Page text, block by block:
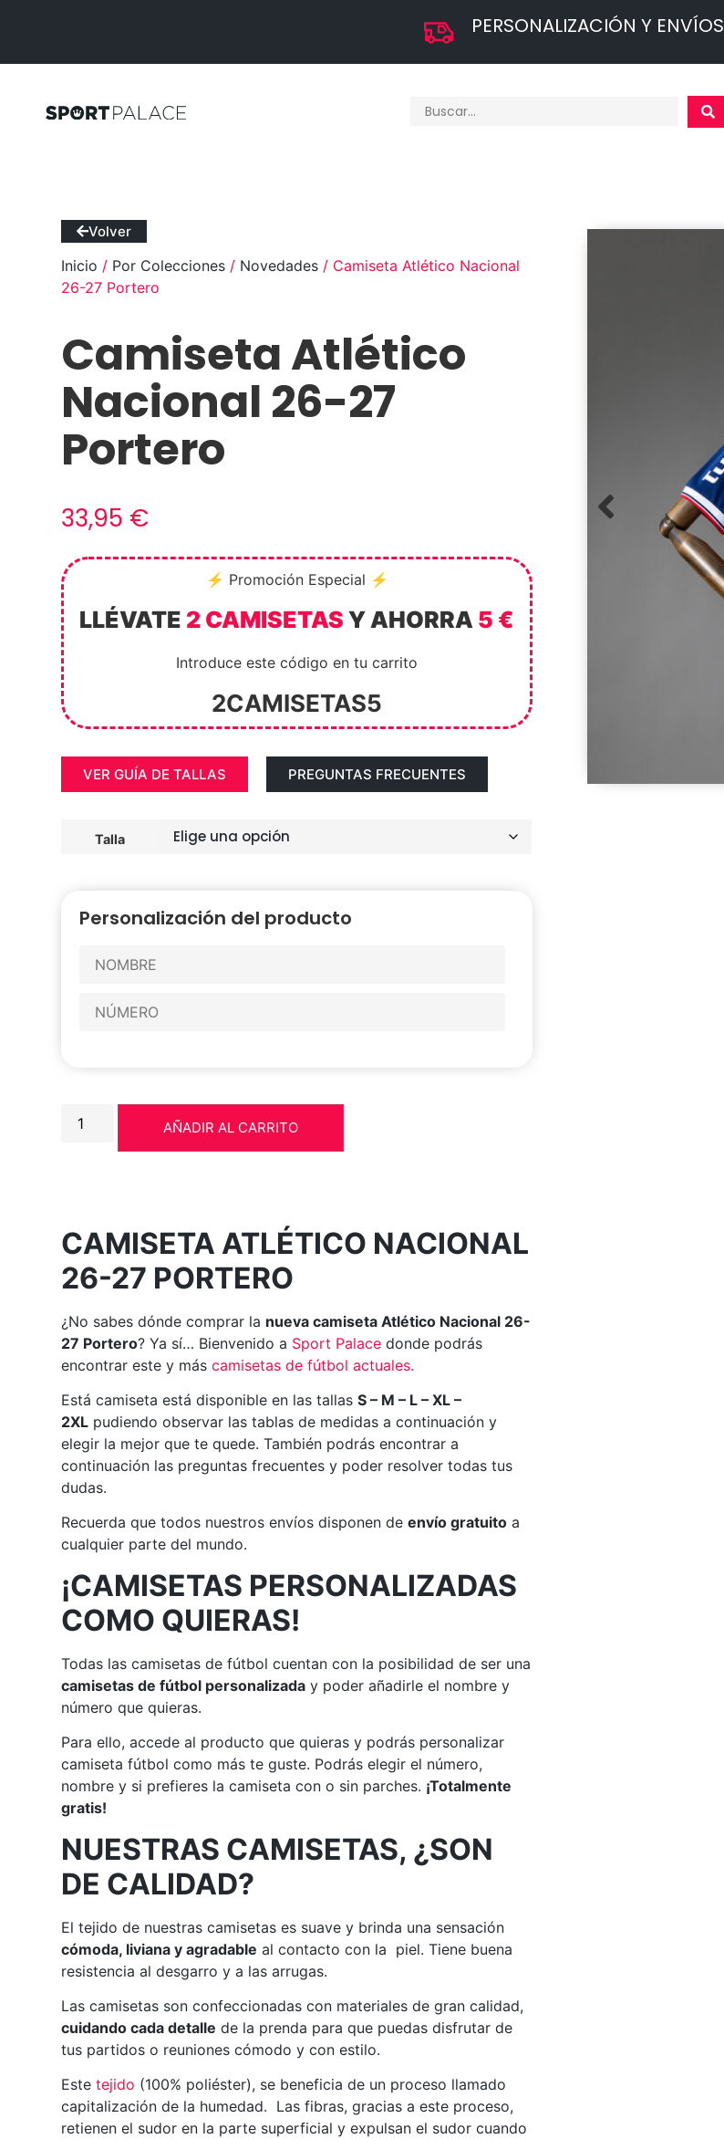
PERSONALIZACIÓN Y ENVÍOS
Volver
Inicio / Por Colecciones / Novedades / Camiseta Atlético Nacional
26-27 Portero
Camiseta Atlético
Nacional 26-27
Portero
33,95 €
⚡ Promoción Especial ⚡
LLÉVATE 2 CAMISETAS Y AHORRA 5 €
Introduce este código en tu carrito
2CAMISETAS5
VER GUÍA DE TALLAS PREGUNTAS FRECUENTES
Talla
Personalización del producto
AÑADIR AL CARRITO
CAMISETA ATLÉTICO NACIONAL
26-27 PORTERO
¿No sabes dónde comprar la nueva camiseta Atlético Nacional 26-
27 Portero? Ya sí… Bienvenido a Sport Palace donde podrás
encontrar este y máscamisetas de fútbol actuales.
Está camiseta está disponible en las tallasS – M – L – XL –
2XL pudiendo observar las tablas de medidas a continuación y
elegir la mejor que te quede. También podrás encontrar a
continuación las preguntas frecuentes y poder resolver todas tus
dudas.
Recuerda que todos nuestros envíos disponen deenvío gratuito a
cualquier parte del mundo.
¡CAMISETAS PERSONALIZADAS
COMO QUIERAS!
Todas las camisetas de fútbol cuentan con la posibilidad de ser una
camisetas de fútbol personalizada y poder añadirle el nombre y
número que quieras.
Para ello, accede al producto que quieras y podrás personalizar
camiseta fútbol como más te guste. Podrás elegir el número,
nombre y si prefieres la camiseta con o sin parches. ¡Totalmente
gratis!
NUESTRAS CAMISETAS, ¿SON
DE CALIDAD?
El tejido de nuestras camisetas es suave y brinda una sensación
cómoda, liviana y agradable al contacto con la piel. Tiene buena
resistencia al desgarro y a las arrugas.
Las camisetas son confeccionadas con materiales de gran calidad,
cuidando cada detalle de la prenda para que puedas disfrutar de
tus partidos o reuniones cómodo y con estilo.
Estetejido (100% poliéster), se beneficia de un proceso llamado
capitalización de la humedad. Las fibras, gracias a este proceso,
retienen el sudor en la parte superficial y expulsan el sudor cuando